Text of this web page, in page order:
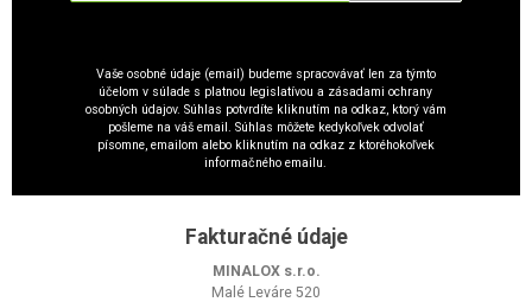
Vaše osobné údaje (email) budeme spracovávať len za týmto
účelom v súlade s platnou legislatívou a zásadami ochrany
osobných údajov. Súhlas potvrdíte kliknutím na odkaz, ktorý vám
pošleme na váš email. Súhlas môžete kedykoľvek odvolať
písomne, emailom alebo kliknutím na odkaz z ktoréhokoľvek
informačného emailu.
Fakturačné údaje
MINALOX s.r.o.
Malé Leváre 520